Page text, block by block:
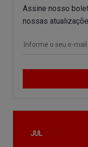
Assine nosso
nossas
JUL